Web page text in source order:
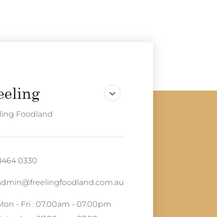
Foodland
0330
- Fri : 07.00am - 07.00pm